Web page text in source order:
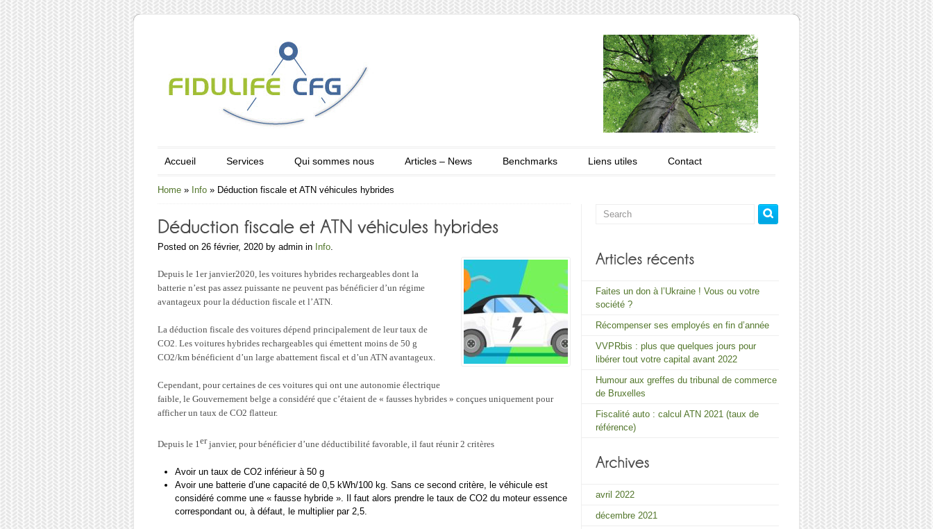
Accueil Services Qui sommes nous Articles – News Benchmarks Liens utiles Contact
Home » Info » Déduction fiscale et ATN véhicules hybrides
Posted on 26 février, 2020 by admin in Info.
Depuis le 1er janvier2020, les voitures hybrides rechargeables dont la
batterie n’est pas assez puissante ne peuvent pas bénéficier d’un régime
avantageux pour la déduction fiscale et l’ATN.
La déduction fiscale des voitures dépend principalement de leur taux de
CO2. Les voitures hybrides rechargeables qui émettent moins de 50 g
CO2/km bénéficient d’un large abattement fiscal et d’un ATN avantageux.
Cependant, pour certaines de ces voitures qui ont une autonomie électrique
faible, le Gouvernement belge a considéré que c’étaient de « fausses hybrides » conçues uniquement pour
afficher un taux de CO2 flatteur.
Depuis le 1erjanvier, pour bénéficier d’une déductibilité favorable, il faut réunir 2 critères
Avoir un taux de CO2 inférieur à 50 g
Avoir une batterie d’une capacité de 0,5 kWh/100 kg. Sans ce second critère, le véhicule est
considéré comme une « fausse hybride ». Il faut alors prendre le taux de CO2 du moteur essence
correspondant ou, à défaut, le multiplier par 2,5.
Faites un don à l’Ukraine ! Vous ou votre
société ?
Récompenser ses employés en fin d’année
VVPRbis : plus que quelques jours pour
libérer tout votre capital avant 2022
Humour aux greffes du tribunal de commerce
de Bruxelles
Fiscalité auto : calcul ATN 2021 (taux de
référence)
avril 2022
décembre 2021